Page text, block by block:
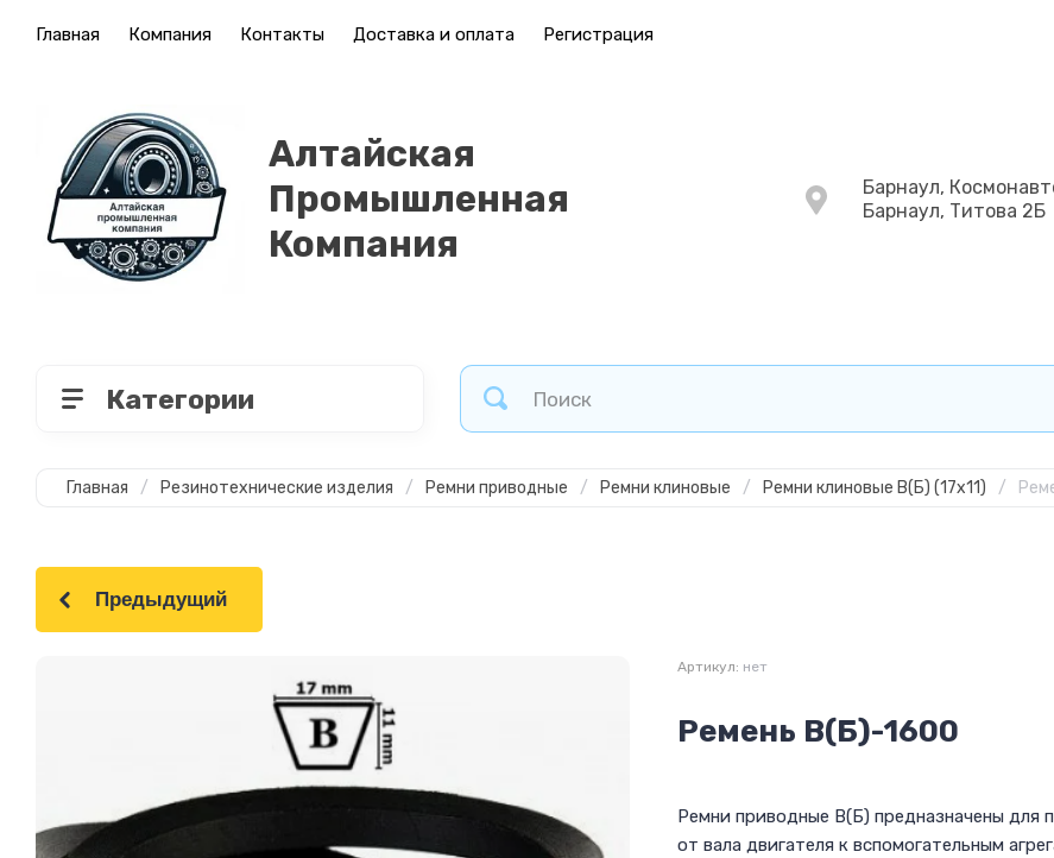
Главная Компания Контакты Доставка и оплата Регистрация
Алтайская
Промышленная
Компания
Барнаул,
Барнаул, Титова 2Б
Категории
Главная / Резинотехнические изделия / Ремни приводные / Ремни клиновые / Ремни клиновые В(Б) (17х11) /
Предыдущий
Артикул: нет
Ремень В(Б)-1600
Ремни приводные В(Б) предназначены для
от вала двигателя к вспомогательным